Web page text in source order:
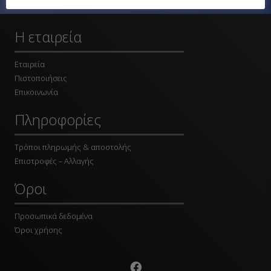
Η εταιρεία
Εταιρεία
Πιστοποιήσεις
Επικοινωνία
Πληροφορίες
Τρόποι πληρωμής & αποστολής
Επιστροφές – Αλλαγής
Όροι
Προσωπικά δεδομένα
Όροι χρήσης